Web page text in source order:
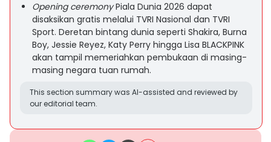
Opening ceremonyPiala Dunia 2026 dapat
disaksikan gratis melalui TVRI Nasional dan TVRI
Sport. Deretan bintang dunia seperti Shakira, Burna
Boy, Jessie Reyez, Katy Perry hingga Lisa BLACKPINK
akan tampil memeriahkan pembukaan di masing-
masing negara tuan rumah.
This section summary was AI-assisted and reviewed by
our editorial team.